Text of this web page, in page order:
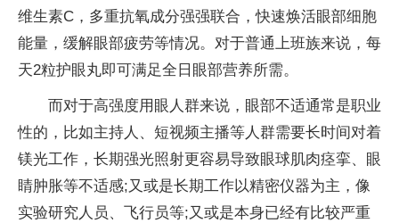
维生素C，多重抗氧成分强强联合，快速焕活眼部细胞
能量，缓解眼部疲劳等情况。对于普通上班族来说，每
天2粒护眼丸即可满足全日眼部营养所需。
而对于高强度用眼人群来说，眼部不适通常是职业
性的，比如主持人、短视频主播等人群需要长时间对着
镁光工作，长期强光照射更容易导致眼球肌肉痉挛、眼
睛肿胀等不适感;又或是长期工作以精密仪器为主，像
实验研究人员、飞行员等;又或是本身已经有比较严重